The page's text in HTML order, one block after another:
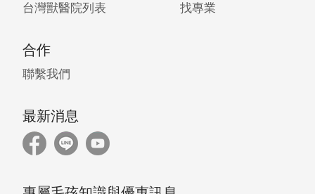
台灣獸醫院列表
找專業
合作
聯繫我們
最新消息